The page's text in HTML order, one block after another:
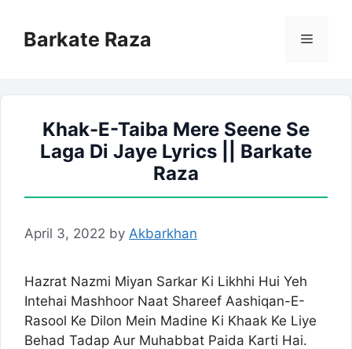
contentBarkate Raza Menu
Khak-E-Taiba Mere Seene Se
Laga Di Jaye Lyrics || Barkate
Raza
April 3, 2022 by Akbarkhan
Hazrat Nazmi Miyan Sarkar Ki Likhhi Hui Yeh
Intehai Mashhoor Naat Shareef Aashiqan-E-
Rasool Ke Dilon Mein Madine Ki Khaak Ke Liye
Behad Tadap Aur Muhabbat Paida Karti Hai.